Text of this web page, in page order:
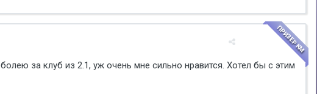
ПРИЗЕР КМ
за клуб из 2.1, уж очень мне сильно нравится. Хотел бы с этим